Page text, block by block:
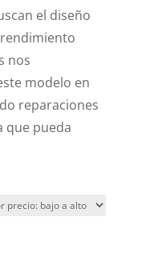
el diseño
nos
modelo en
reparaciones
que pueda